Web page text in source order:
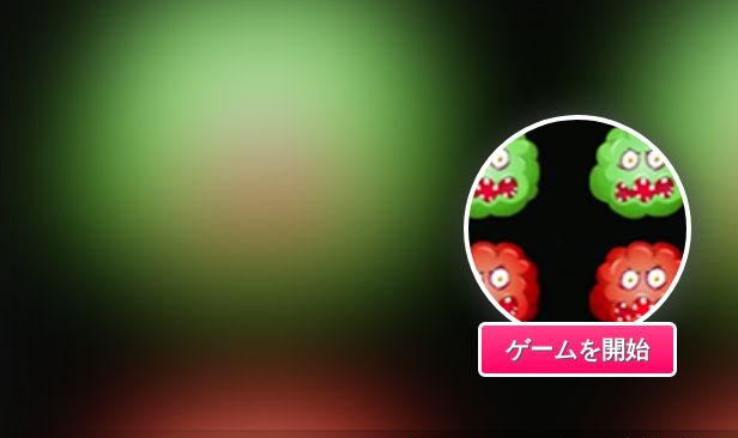
ゲームを開始